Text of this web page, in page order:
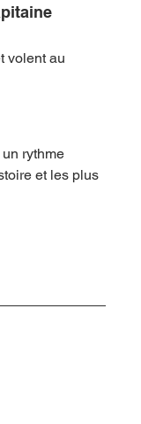
volent au
rythme
et les plus